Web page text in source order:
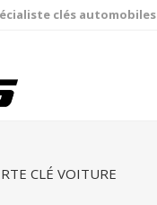
clés automobiles
CLÉ VOITURE